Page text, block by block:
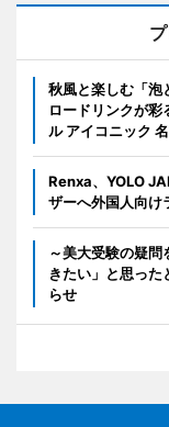
秋風と楽しむ「泡
ロードリンクが彩
ル アイコニック
Renxa、YOLO
ザーへ外国人向け
～美大受験の疑
きたい」と思っ
らせ